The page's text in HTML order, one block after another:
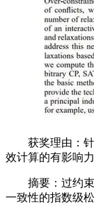
获奖理由：针
效计算的有影响
摘要：过约束
一致性的指数级